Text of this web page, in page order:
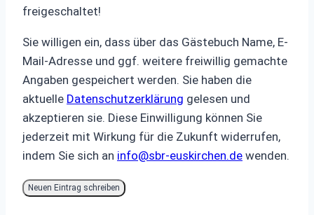
freigeschaltet!
Sie willigen ein, dass über das Gästebuch Name, E-
Mail-Adresse und ggf. weitere freiwillig gemachte
Angaben gespeichert werden. Sie haben die
aktuelle Datenschutzerklärung gelesen und
akzeptieren sie. Diese Einwilligung können Sie
jederzeit mit Wirkung für die Zukunft widerrufen,
indem Sie sich an info@sbr-euskirchen.de wenden.